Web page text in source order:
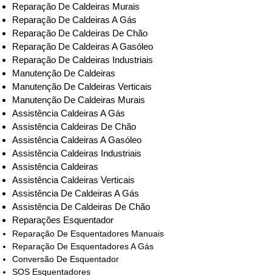
Reparação De Caldeiras Murais
Reparação De Caldeiras A Gás
Reparação De Caldeiras De Chão
Reparação De Caldeiras A Gasóleo
Reparação De Caldeiras Industriais
Manutenção De Caldeiras
Manutenção De Caldeiras Verticais
Manutenção De Caldeiras Murais
Assistência Caldeiras A Gás
Assistência Caldeiras De Chão
Assistência Caldeiras A Gasóleo
Assistência Caldeiras Industriais
Assistência Caldeiras
Assistência Caldeiras Verticais
Assistência De Caldeiras A Gás
Assistência De Caldeiras De Chão
Reparações Esquentador
Reparação De Esquentadores Manuais
Reparação De Esquentadores A Gás
Conversão De Esquentador
SOS Esquentadores